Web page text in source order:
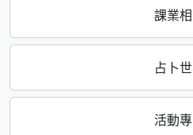
課業
占卜
活動